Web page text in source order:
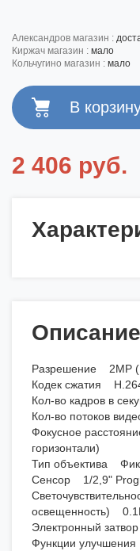
александров магазин :
киржач магазин : мало
кольчугино магазин : мало
2 406 руб.
Описание
Разрешение 2MP
Кодек сжатия
Кол-во кадров в
Кол-во потоков
Фокусное
горизонтали)
Тип объектива
Сенсор 1/2,9"
освещенность)
Электронный
Функции улучшения